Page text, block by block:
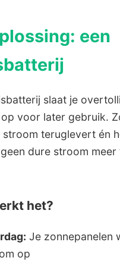
een
slaat je
voor later gebruik.
stroom teruglevert én
dure stroom meer
het?
Je zonnepanelen
op